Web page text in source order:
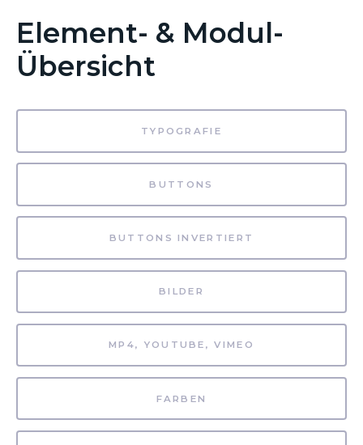
Element- & Modul-
Übersicht
TYPOGRAFIE
BUTTONS
BUTTONS INVERTIERT
BILDER
MP4, YOUTUBE, VIMEO
FARBEN